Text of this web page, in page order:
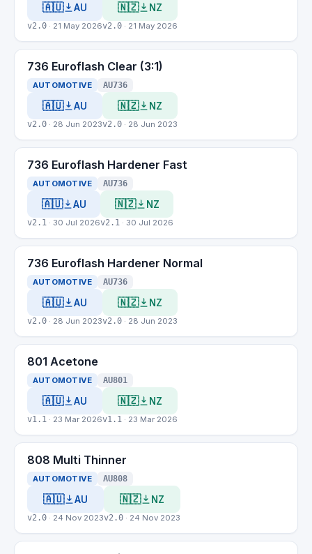
🇦🇺 AU
v2.0 · 21 May 2026
🇳🇿 NZ
v2.0 · 21 May 2026
736 Euroflash Clear (3:1)
AUTOMOTIVE AU736
🇦🇺 AU
v2.0 · 28 Jun 2023
🇳🇿 NZ
v2.0 · 28 Jun 2023
736 Euroflash Hardener Fast
AUTOMOTIVE AU736
🇦🇺 AU
v2.1 · 30 Jul 2026
🇳🇿 NZ
v2.1 · 30 Jul 2026
736 Euroflash Hardener Normal
AUTOMOTIVE AU736
🇦🇺 AU
v2.0 · 28 Jun 2023
🇳🇿 NZ
v2.0 · 28 Jun 2023
801 Acetone
AUTOMOTIVE AU801
🇦🇺 AU
v1.1 · 23 Mar 2026
🇳🇿 NZ
v1.1 · 23 Mar 2026
808 Multi Thinner
AUTOMOTIVE AU808
🇦🇺 AU
v2.0 · 24 Nov 2023
🇳🇿 NZ
v2.0 · 24 Nov 2023